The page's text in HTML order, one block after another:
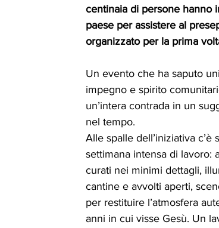
centinaia di persone hanno
paese per assistere al
organizzato per la prima
Un evento che ha saputo
impegno e spirito
un’intera contrada in un
nel tempo.
Alle spalle dell’iniziativa c’è
settimana intensa di lavoro:
curati nei minimi dettagli,
cantine e avvolti aperti,
per restituire l’atmosfera
anni in cui visse Gesù. Un